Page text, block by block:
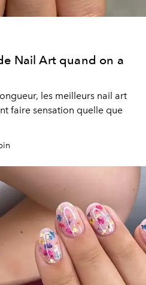
Nail Art quand on a
les meilleurs nail art
faire sensation quelle que